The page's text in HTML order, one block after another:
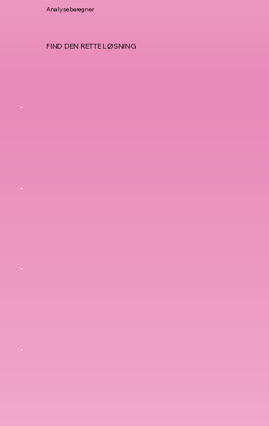
Analyse beregner
FIND DEN RETTE LØSNING